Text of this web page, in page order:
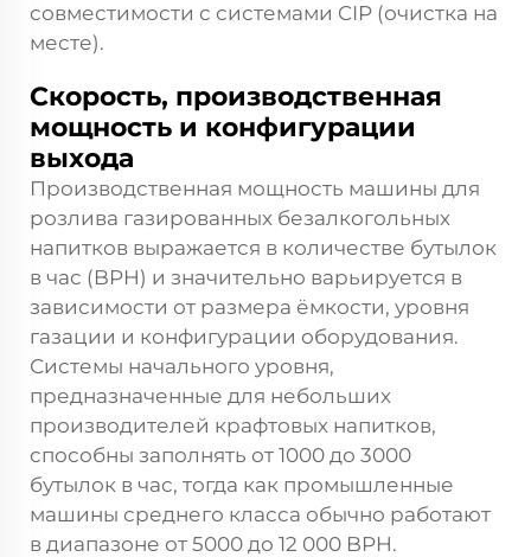
совместимости с системами CIP (очистка на
месте).
Скорость, производственная
мощность и конфигурации
выхода
Производственная мощность машины для
розлива газированных безалкогольных
напитков выражается в количестве бутылок
в час (BPH) и значительно варьируется в
зависимости от размера ёмкости, уровня
газации и конфигурации оборудования.
Системы начального уровня,
предназначенные для небольших
производителей крафтовых напитков,
способны заполнять от 1000 до 3000
бутылок в час, тогда как промышленные
машины среднего класса обычно работают
в диапазоне от 5000 до 12 000 BPH.